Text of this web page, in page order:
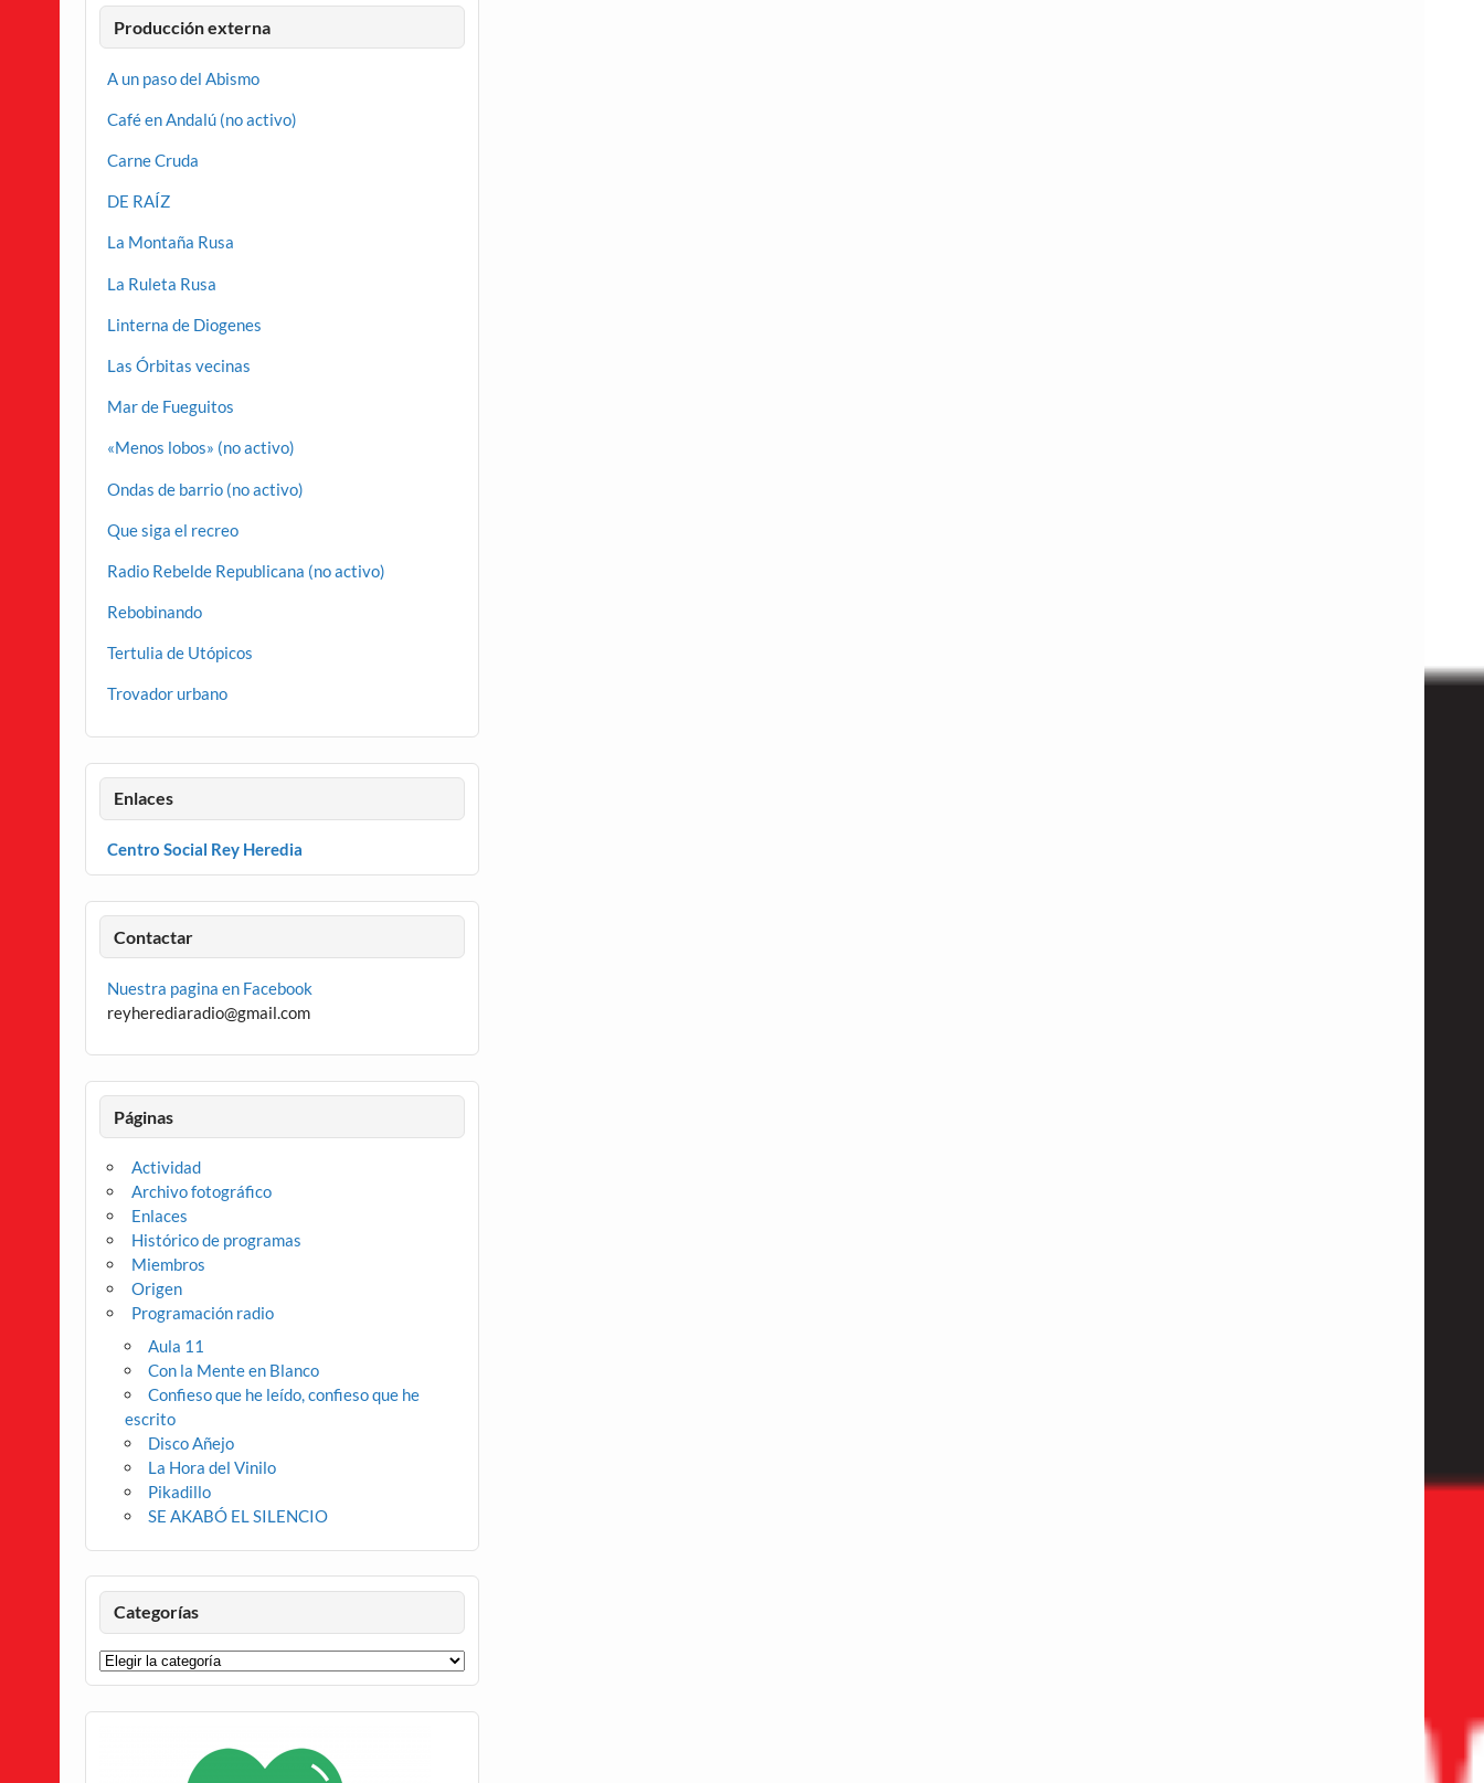
Producción externa
A un paso del Abismo
Café en Andalú (no activo)
Carne Cruda
DE RAÍZ
La Montaña Rusa
La Ruleta Rusa
Linterna de Diogenes
Las Órbitas vecinas
Mar de Fueguitos
«Menos lobos» (no activo)
Ondas de barrio (no activo)
Que siga el recreo
Radio Rebelde Republicana (no activo)
Rebobinando
Tertulia de Utópicos
Trovador urbano
Enlaces
Centro Social Rey Heredia
Contactar
Nuestra pagina en Facebook
reyherediaradio@gmail.com
Páginas
Actividad
Archivo fotográfico
Enlaces
Histórico de programas
Miembros
Origen
Programación radio
Aula 11
Con la Mente en Blanco
Confieso que he leído, confieso que he
escrito
Disco Añejo
La Hora del Vinilo
Pikadillo
SE AKABÓ EL SILENCIO
Categorías
Categorías